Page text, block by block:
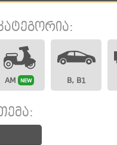
AM NEW B, B1